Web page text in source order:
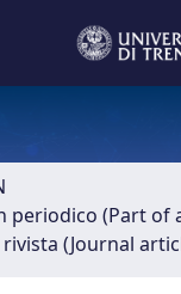
periodico (Part of
(Journal